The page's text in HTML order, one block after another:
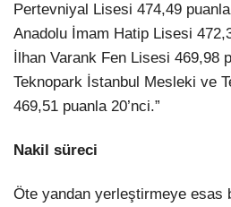
Pertevniyal Lisesi 474,49
Anadolu İmam Hatip Lisesi
İlhan Varank Fen Lisesi 469,98
Teknopark İstanbul Mesleki ve
469,51 puanla 20’nci.”
Nakil süreci
Öte yandan yerleştirmeye esas